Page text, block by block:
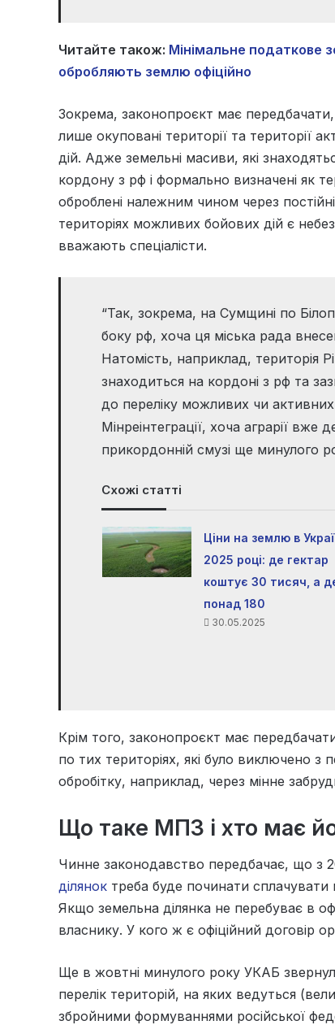
Читайте також: Мінімальне податкове
обробляють землю офіційно
Зокрема, законопроєкт має
лише окуповані території та території
дій. Адже земельні масиви, які
кордону з рф і формально визначені як
оброблені належним чином через
територіях можливих бойових дій є
вважають спеціалісти.
“Так, зокрема, на Сумщині по
боку рф, хоча ця міська рада
Натомість, наприклад, територія
знаходиться на кордоні з рф та
до переліку можливих чи
Мінреінтеграції, хоча аграрії
прикордонній смузі ще минулого
Схожі статті
Ціни на землю в
2025 році: де гектар
коштує 30 тисяч, а
понад 180
30.05.2025
Крім того, законопроєкт має
по тих територіях, які було виключено
обробітку, наприклад, через мінне
Що таке МПЗ і хто має
Чинне законодавство передбачає, що з
ділянок треба буде починати сплачувати
Якщо земельна ділянка не перебуває в
власнику. У кого ж є офіційний договір
Ще в жовтні минулого року УКАБ
перелік територій, на яких ведуться
збройними формуваннями російської